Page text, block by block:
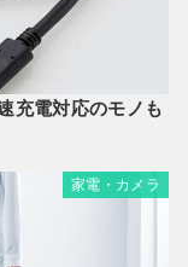
充電対応のモノも
家電・カメラ